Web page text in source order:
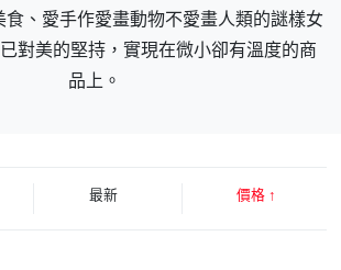
食、愛手作愛畫動物不愛畫人類的謎樣女
對美的堅持，實現在微小卻有溫度的商
品上。
最新 價格 ↑